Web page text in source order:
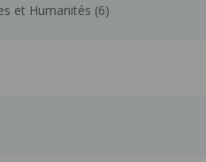
et Humanités (6)